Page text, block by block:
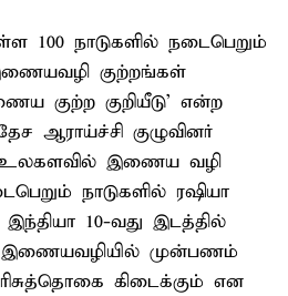
100 நாடுகளில் நடைபெறும்
குற்றங்கள்
குற்ற குறியீடு' என்ற
ஆராய்ச்சி குழுவினர்
உலகளவில் இணைய வழி
நாடுகளில் ரஷியா
10-வது இடத்தில்
இணையவழியில் முன்பணம்
கிடைக்கும் என